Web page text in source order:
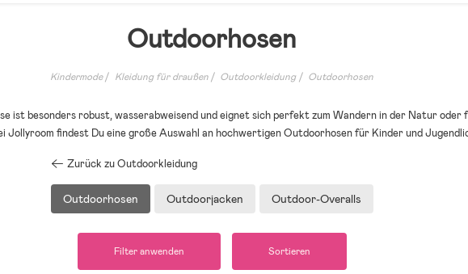
Outdoorhosen
Kindermode Kleidung für draußen Outdoorkleidung Outdoorhosen
ist besonders robust, wasserabweisend und eignet sich perfekt zum Wandern in der Natur oder
Jollyroom findest Du eine große Auswahl an hochwertigen Outdoorhosen für Kinder und
Zurück zu Outdoorkleidung
Outdoorhosen Outdoorjacken Outdoor-Overalls
Filter anwenden Sortieren